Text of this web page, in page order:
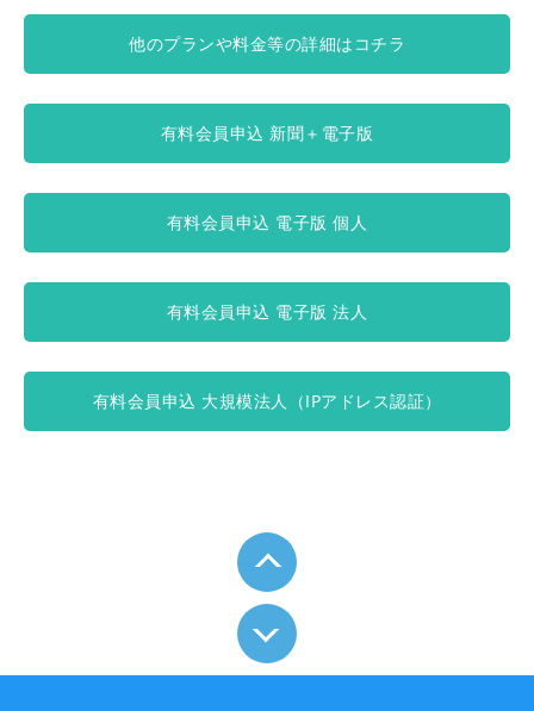
他のプランや料金等の詳細はコチラ
有料会員申込 新聞＋電子版
有料会員申込 電子版 個人
有料会員申込 電子版 法人
有料会員申込 大規模法人（IPアドレス認証）